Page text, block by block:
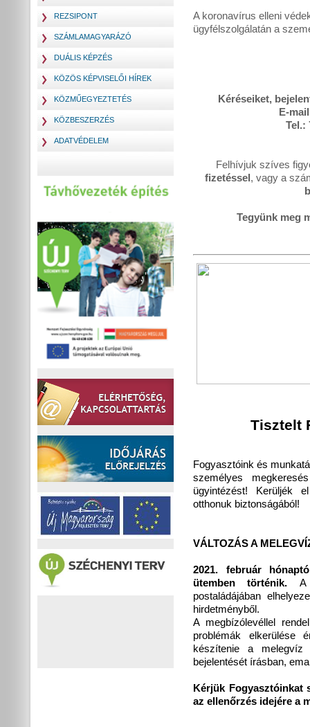
REZSIPONT
SZÁMLAMAGYARÁZÓ
DUÁLIS KÉPZÉS
KÖZÖS KÉPVISELŐI HÍREK
KÖZMŰEGYEZTETÉS
KÖZBESZERZÉS
ADATVÉDELEM
A koronavírus elleni
ügyfélszolgálatán a
Kéréseiket,
E-
Tel.:
Felhívjuk szíves
fizetéssel, vagy a
Tegyünk meg
Tisztelt
Fogyasztóink és
személyes
ügyintézést! Kerüljék
otthonuk biztonságából!
VÁLTOZÁS A
2021. február
ütemben történik. A
postaládájában
hirdetményből.
A megbízólevéllel
problémák elkerülése
készítenie a melegvíz
bejelentését írásban,
Kérjük Fogyasztóinkat
az ellenőrzés idejére a